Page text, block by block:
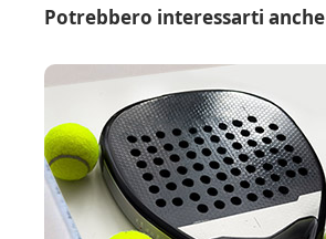
Potrebbero interessarti anche